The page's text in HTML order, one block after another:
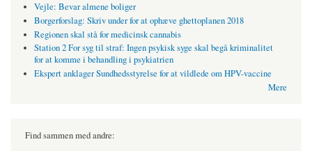
Vejle: Bevar almene boliger
Borgerforslag: Skriv under for at ophæve ghettoplanen 2018
Regionen skal stå for medicinsk cannabis
Station 2 For syg til straf: Ingen psykisk syge skal begå kriminalitet
for at komme i behandling i psykiatrien
Ekspert anklager Sundhedsstyrelse for at vildlede om HPV-vaccine
Mere
Find sammen med andre: